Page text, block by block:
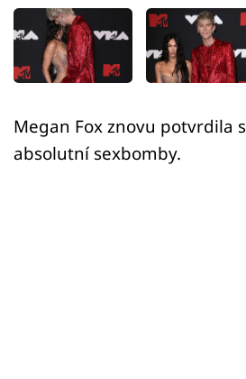
Sledujte nás
Megan Fox znovu potvrdila
absolutní sexbomby.